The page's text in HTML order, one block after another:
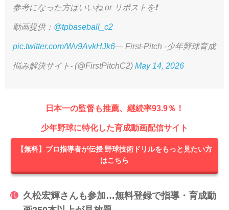
参考になった方はいいね or リポストを❗️
動画提供： @tpbaseball_c2
pic.twitter.com/Wv9AvkHJk6— First-Pitch -少年野球育成
悩み解決サイト- (@FirstPitchC2) May 14, 2026
日本一の監督も推薦、継続率93.9％！
少年野球に特化した育成動画配信サイト
【無料】プロ指導者が伝授 野球技術ドリルをもっと見たい方
はこちら
久松宏輝さんも参加…無料登録で指導・育成動